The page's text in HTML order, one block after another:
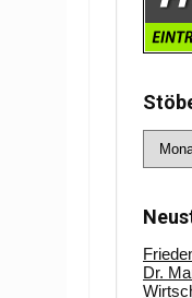
Sie
Archiv
Dr.